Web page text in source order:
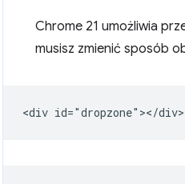
Chrome 21 umożliwia
musisz zmienić sposób